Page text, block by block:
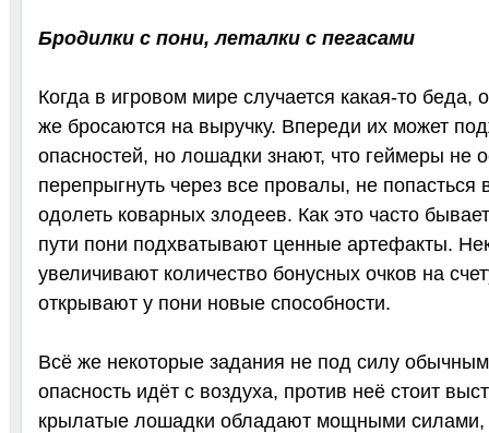
Бродилки с пони, леталки с пегасами
Когда в игровом мире случается какая-то беда,
же бросаются на выручку. Впереди их может
опасностей, но лошадки знают, что геймеры не
перепрыгнуть через все провалы, не попасться
одолеть коварных злодеев. Как это часто
пути пони подхватывают ценные артефакты.
увеличивают количество бонусных очков на
открывают у пони новые способности.
Всё же некоторые задания не под силу
опасность идёт с воздуха, против неё стоит
крылатые лошадки обладают мощными силами,